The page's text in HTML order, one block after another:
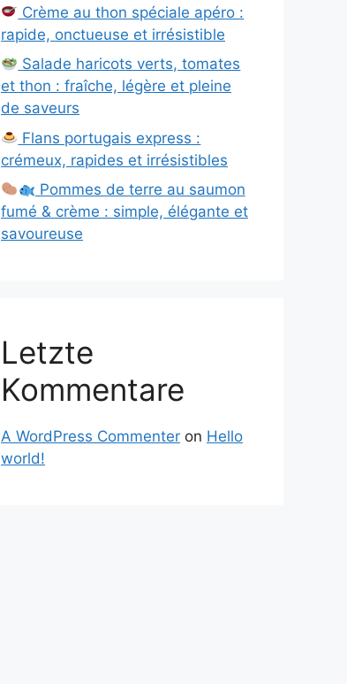
Crème au thon spéciale apéro :
rapide, onctueuse et irrésistible
Salade haricots verts, tomates
et thon : fraîche, légère et pleine
de saveurs
Flans portugais express :
crémeux, rapides et irrésistibles
Pommes de terre au saumon
fumé & crème : simple, élégante et
savoureuse
Letzte
Kommentare
A WordPress Commenter on Hello
world!